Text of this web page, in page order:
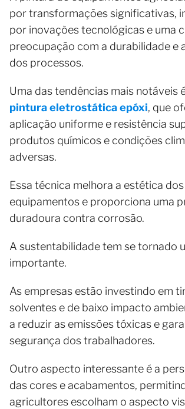
por transformações significativas,
por inovações tecnológicas e uma
preocupação com a durabilidade e
dos processos.
Uma das tendências mais notáveis
pintura eletrostática epóxi, que
aplicação uniforme e resistência
produtos químicos e condições
adversas.
Essa técnica melhora a estética dos
equipamentos e proporciona uma
duradoura contra corrosão.
A sustentabilidade tem se tornado
importante.
As empresas estão investindo em
solventes e de baixo impacto
a reduzir as emissões tóxicas e
segurança dos trabalhadores.
Outro aspecto interessante é a
das cores e acabamentos,
agricultores escolham o aspecto